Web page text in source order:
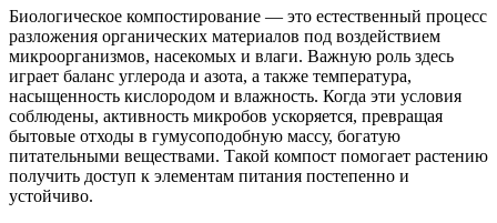
Биологическое компостирование — это естественный процесс
разложения органических материалов под воздействием
микроорганизмов, насекомых и влаги. Важную роль здесь
играет баланс углерода и азота, а также температура,
насыщенность кислородом и влажность. Когда эти условия
соблюдены, активность микробов ускоряется, превращая
бытовые отходы в гумусоподобную массу, богатую
питательными веществами. Такой компост помогает растению
получить доступ к элементам питания постепенно и
устойчиво.